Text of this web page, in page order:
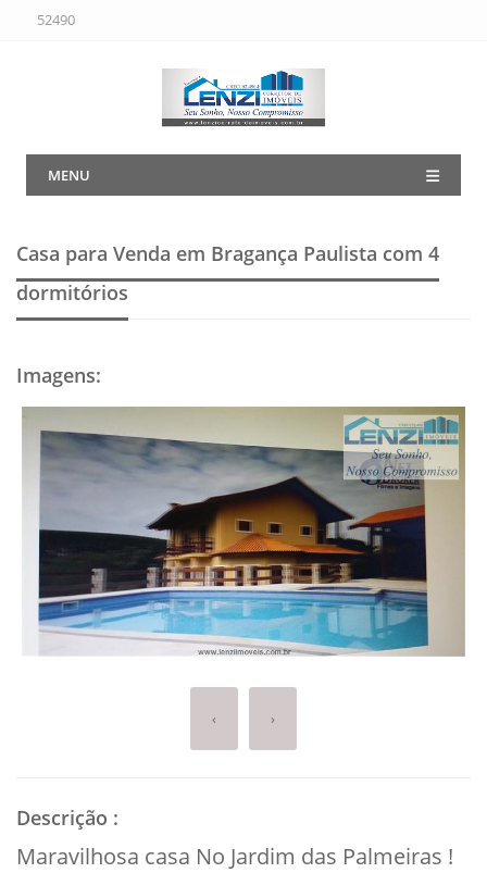
52490
MENU
Casa para Venda em Bragança Paulista com 4
dormitórios
Imagens:
‹ ›
Descrição :
Maravilhosa casa No Jardim das Palmeiras !